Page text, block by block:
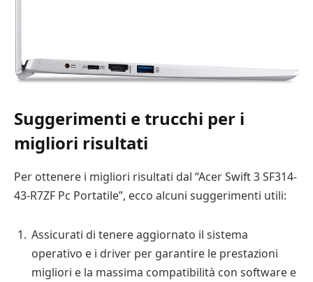
Suggerimenti e trucchi per i
migliori risultati
Per ottenere i migliori risultati dal “Acer Swift 3 SF314-
43-R7ZF Pc Portatile”, ecco alcuni suggerimenti utili:
Assicurati di tenere aggiornato il sistema
operativo e i driver per garantire le prestazioni
migliori e la massima compatibilità con software e